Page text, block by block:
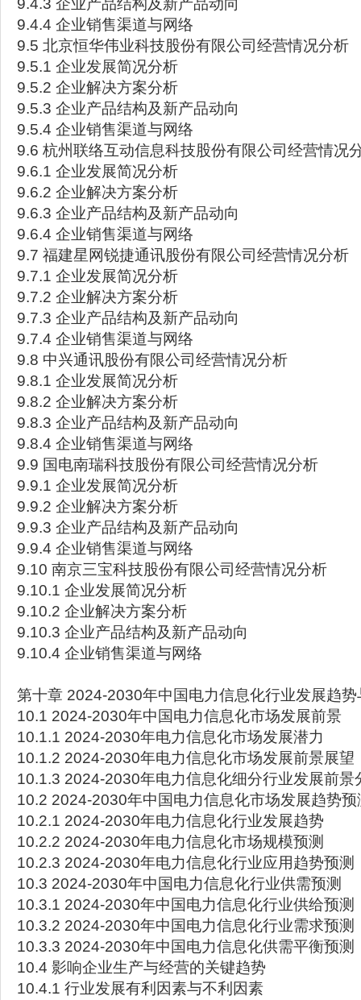
9.4.3 企业产品结构及新产品动向
9.4.4 企业销售渠道与网络
9.5 北京恒华伟业科技股份有限公司经营情况分析
9.5.1 企业发展简况分析
9.5.2 企业解决方案分析
9.5.3 企业产品结构及新产品动向
9.5.4 企业销售渠道与网络
9.6 杭州联络互动信息科技股份有限公司经营情况
9.6.1 企业发展简况分析
9.6.2 企业解决方案分析
9.6.3 企业产品结构及新产品动向
9.6.4 企业销售渠道与网络
9.7 福建星网锐捷通讯股份有限公司经营情况分析
9.7.1 企业发展简况分析
9.7.2 企业解决方案分析
9.7.3 企业产品结构及新产品动向
9.7.4 企业销售渠道与网络
9.8 中兴通讯股份有限公司经营情况分析
9.8.1 企业发展简况分析
9.8.2 企业解决方案分析
9.8.3 企业产品结构及新产品动向
9.8.4 企业销售渠道与网络
9.9 国电南瑞科技股份有限公司经营情况分析
9.9.1 企业发展简况分析
9.9.2 企业解决方案分析
9.9.3 企业产品结构及新产品动向
9.9.4 企业销售渠道与网络
9.10 南京三宝科技股份有限公司经营情况分析
9.10.1 企业发展简况分析
9.10.2 企业解决方案分析
9.10.3 企业产品结构及新产品动向
9.10.4 企业销售渠道与网络
第十章 2024-2030年中国电力信息化行业发展趋
10.1 2024-2030年中国电力信息化市场发展前景
10.1.1 2024-2030年电力信息化市场发展潜力
10.1.2 2024-2030年电力信息化市场发展前景展望
10.1.3 2024-2030年电力信息化细分行业发展前景
10.2 2024-2030年中国电力信息化市场发展趋势预
10.2.1 2024-2030年电力信息化行业发展趋势
10.2.2 2024-2030年电力信息化市场规模预测
10.2.3 2024-2030年电力信息化行业应用趋势预测
10.3 2024-2030年中国电力信息化行业供需预测
10.3.1 2024-2030年中国电力信息化行业供给预测
10.3.2 2024-2030年中国电力信息化行业需求预测
10.3.3 2024-2030年中国电力信息化供需平衡预测
10.4 影响企业生产与经营的关键趋势
10.4.1 行业发展有利因素与不利因素